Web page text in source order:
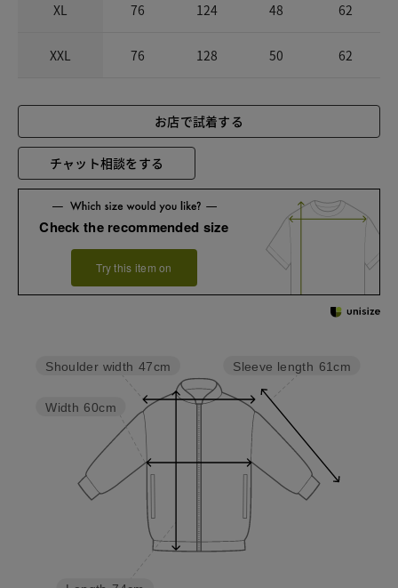
XL 76 124 48 62
XXL 76 128 50 62
お店で試着する
チャット相談をする
Check the recommended size
Try this item on
Sleeve length 61cm
Width 60cm
Shoulder width 47cm